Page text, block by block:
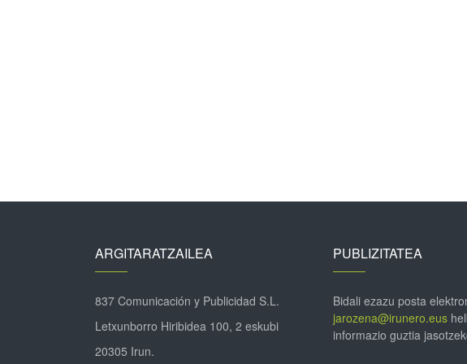
ARGITARATZAILEA
837 Comunicación y Publicidad S.L.
Letxunborro Hiribidea 100, 2 eskubi
20305 Irun.
PUBLIZITATEA
Bidali ezazu posta
jarozena@irunero.eus
informazio guztia